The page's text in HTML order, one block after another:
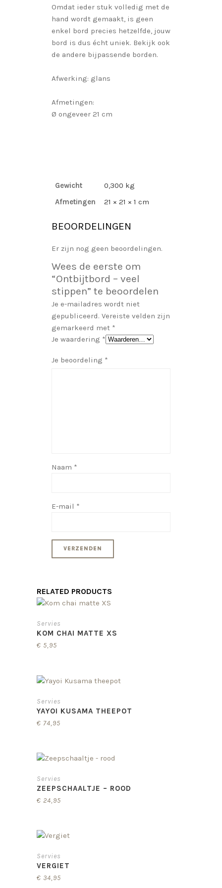
Omdat ieder stuk volledig met de
hand wordt gemaakt, is geen
enkel bord precies hetzelfde, jouw
bord is dus écht uniek. Bekijk ook
de andere bijpassende borden.
Afwerking: glans
Afmetingen:
Ø ongeveer 21 cm
Gewicht
0,300 kg
Afmetingen
21 × 21 × 1 cm
BEOORDELINGEN
Er zijn nog geen beoordelingen.
Wees de eerste om
“Ontbijtbord – veel
stippen” te beoordelen
Je e-mailadres wordt niet
gepubliceerd. Vereiste velden zijn
gemarkeerd met *
Je waardering *
Je beoordeling *
Naam *
E-mail *
RELATED PRODUCTS
Servies
KOM CHAI MATTE XS
€ 5,95
Servies
YAYOI KUSAMA THEEPOT
€ 74,95
Servies
ZEEPSCHAALTJE – ROOD
€ 24,95
Servies
VERGIET
€ 34,95